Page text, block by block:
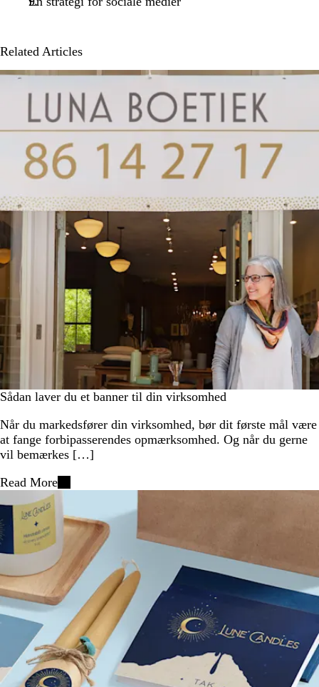
Related Articles
Sådan laver du et banner til din virksomhed
Når du markedsfører din virksomhed, bør dit første mål være
at fange forbipasserendes opmærksomhed. Og når du gerne
vil bemærkes […]
Read More